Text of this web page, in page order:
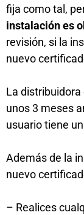
fija como tal,
instalación es
revisión, si la
nuevo
La distribuidora
unos 3 meses
usuario tiene
Además de la
nuevo
– Realices